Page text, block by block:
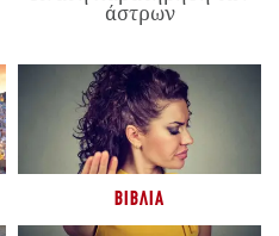
άστρων
ΒΙΒΛΊΑ